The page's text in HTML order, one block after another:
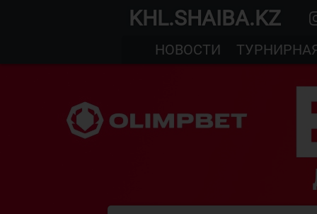
KHL.SHAIBA.KZ
НОВОСТИ